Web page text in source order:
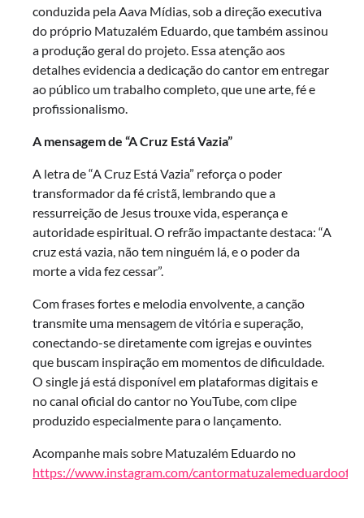
conduzida pela Aava Mídias, sob a direção executiva
do próprio Matuzalém Eduardo, que também assinou
a produção geral do projeto. Essa atenção aos
detalhes evidencia a dedicação do cantor em entregar
ao público um trabalho completo, que une arte, fé e
profissionalismo.
A mensagem de “A Cruz Está Vazia”
A letra de “A Cruz Está Vazia” reforça o poder
transformador da fé cristã, lembrando que a
ressurreição de Jesus trouxe vida, esperança e
autoridade espiritual. O refrão impactante destaca: “A
cruz está vazia, não tem ninguém lá, e o poder da
morte a vida fez cessar”.
Com frases fortes e melodia envolvente, a canção
transmite uma mensagem de vitória e superação,
conectando-se diretamente com igrejas e ouvintes
que buscam inspiração em momentos de dificuldade.
O single já está disponível em plataformas digitais e
no canal oficial do cantor no YouTube, com clipe
produzido especialmente para o lançamento.
Acompanhe mais sobre Matuzalém Eduardo no
https://www.instagram.com/